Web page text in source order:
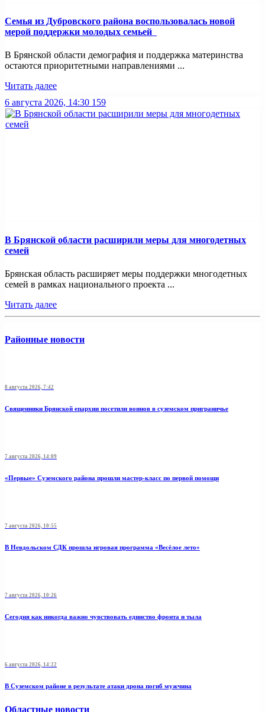
Семья из Дубровского района воспользовалась новой
мерой поддержки молодых семьей
В Брянской области демография и поддержка материнства
остаются приоритетными направлениями ...
Читать далее
6 августа 2026, 14:30 159
В Брянской области расширили меры для многодетных
семей
Брянская область расширяет меры поддержки многодетных
семей в рамках национального проекта ...
Читать далее
Районные новости
8 августа 2026, 7:42
Священники Брянской епархии посетили воинов в суземском приграничье
7 августа 2026, 14:09
«Первые» Суземского района прошли мастер-класс по первой помощи
7 августа 2026, 10:55
В Невдольском СДК прошла игровая программа «Весёлое лето»
7 августа 2026, 10:26
Сегодня как никогда важно чувствовать единство фронта и тыла
6 августа 2026, 14:22
В Суземском районе в результате атаки дрона погиб мужчина
Областные новости